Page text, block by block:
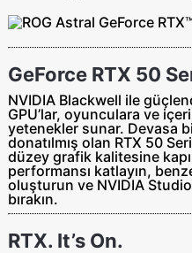
GeForce RTX 50
NVIDIA Blackwell ile
GPU’lar, oyunculara ve
yetenekler sunar. Devasa
donatılmış olan RTX 50
düzey grafik kalitesine
performansı katlayın,
oluşturun ve NVIDIA Studio
bırakın.
RTX. It’s On.